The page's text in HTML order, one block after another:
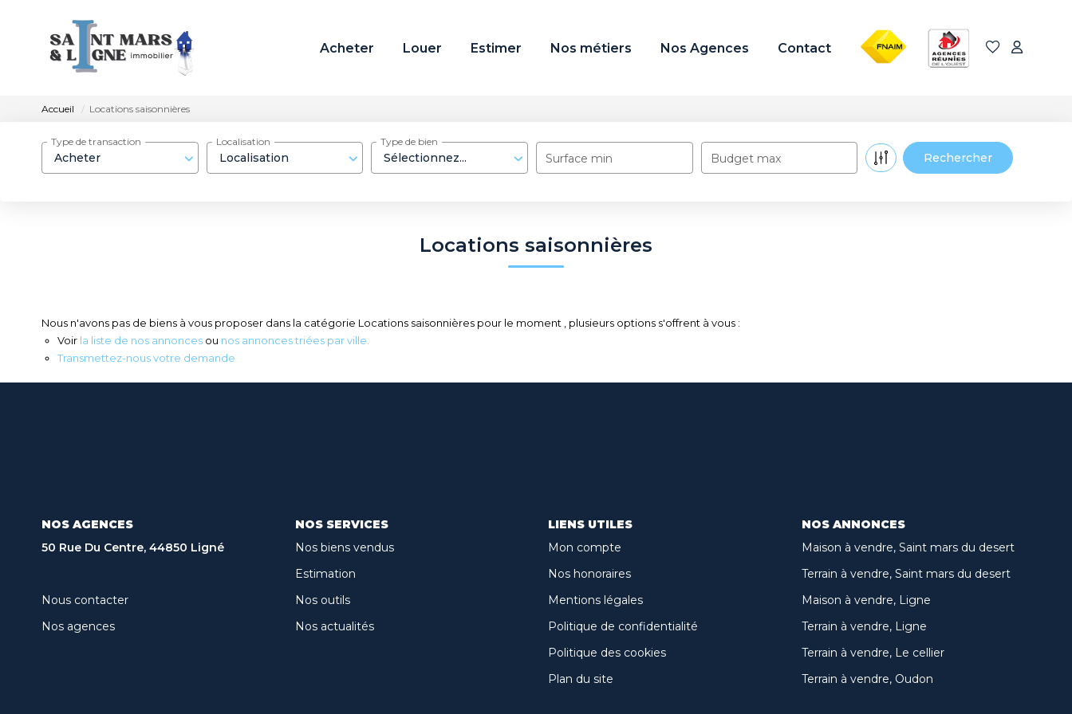
Acheter Louer Estimer Nos métiers Nos Agences Contact
Accueil Locations saisonnières
Acheter
Type de transaction
Localisation
Localisation
Sélectionnez...
Type de bien
Surface min Budget max
Locations saisonnières
Nous n'avons pas de biens à vous proposer dans la catégorie Locations saisonnières pour le moment , plusieurs options s'offrent à vous :
Voir la liste de nos annonces ou nos annonces triées par ville.
Transmettez-nous votre demande
NOS AGENCES
50 Rue Du Centre, 44850 Ligné
Nous contacter
Nos agences
NOS SERVICES
Nos biens vendus
Estimation
Nos outils
Nos actualités
LIENS UTILES
Mon compte
Nos honoraires
Mentions légales
Politique de confidentialité
Politique des cookies
Plan du site
NOS ANNONCES
Maison à vendre, Saint mars du desert
Terrain à vendre, Saint mars du desert
Maison à vendre, Ligne
Terrain à vendre, Ligne
Terrain à vendre, Le cellier
Terrain à vendre, Oudon